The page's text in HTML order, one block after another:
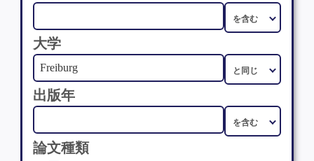
大学
出版年
論文種類